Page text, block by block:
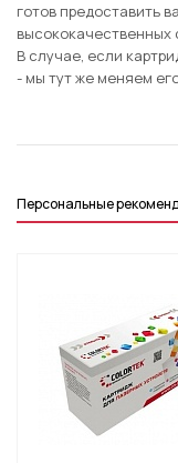
готов предоставить
В случае, если
- мы тут же меняем
Персональные